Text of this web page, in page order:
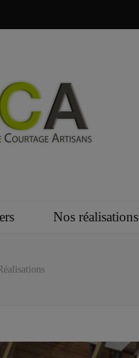
Nos réalisations
Réalisations